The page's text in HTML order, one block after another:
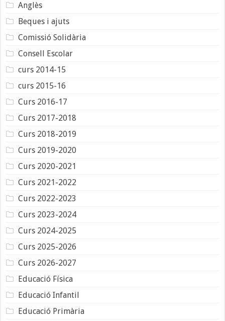
Anglès
Beques i ajuts
Comissió Solidària
Consell Escolar
curs 2014-15
curs 2015-16
Curs 2016-17
Curs 2017-2018
Curs 2018-2019
Curs 2019-2020
Curs 2020-2021
Curs 2021-2022
Curs 2022-2023
Curs 2023-2024
Curs 2024-2025
Curs 2025-2026
Curs 2026-2027
Educació Física
Educació Infantil
Educació Primària